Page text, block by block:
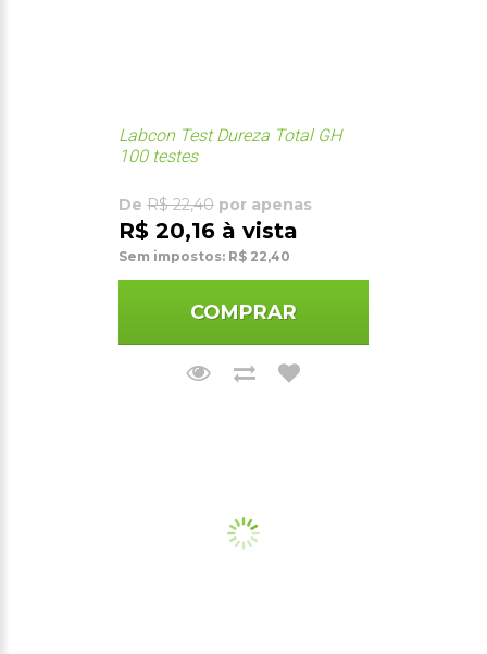
Labcon Test Dureza Total GH
100 testes
De R$ 22,40 por apenas
R$ 20,16 à vista
Sem impostos: R$ 22,40
COMPRAR